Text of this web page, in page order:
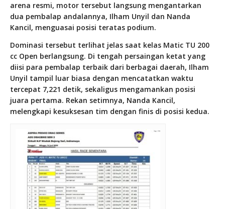
arena resmi, motor tersebut langsung mengantarkan
dua pembalap andalannya, Ilham Unyil dan Nanda
Kancil, menguasai posisi teratas podium.
Dominasi tersebut terlihat jelas saat kelas Matic TU 200
cc Open berlangsung. Di tengah persaingan ketat yang
diisi para pembalap terbaik dari berbagai daerah, Ilham
Unyil tampil luar biasa dengan mencatatkan waktu
tercepat 7,221 detik, sekaligus mengamankan posisi
juara pertama. Rekan setimnya, Nanda Kancil,
melengkapi kesuksesan tim dengan finis di posisi kedua.